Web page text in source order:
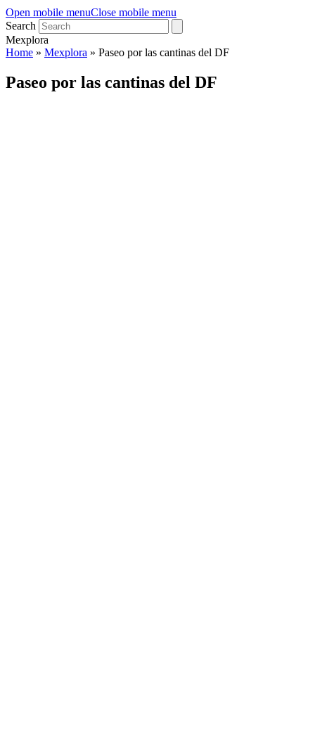
Open mobile menuClose mobile menu
Search
Mexplora
Home » Mexplora » Paseo por las cantinas del DF
Paseo por las cantinas del DF